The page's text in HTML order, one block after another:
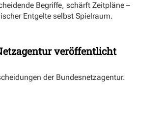
Begriffe, schärft Zeitpläne –
Entgelte selbst Spielraum.
veröffentlicht
der Bundesnetzagentur.